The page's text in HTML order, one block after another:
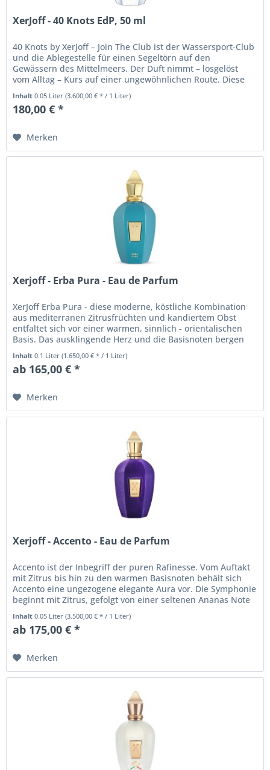
XerJoff - 40 Knots EdP, 50 ml
40 Knots by XerJoff – Join The Club ist der Wassersport-Club
und die Ablegestelle für einen Segeltörn auf den
Gewässern des Mittelmeers. Der Duft nimmt – losgelöst
vom Alltag – Kurs auf einer ungewöhnlichen Route. Diese
Inhalt0.05 Liter(3.600,00 € * / 1 Liter)
180,00 € *
Merken
Xerjoff - Erba Pura - Eau de Parfum
XerJoff Erba Pura - diese moderne, köstliche Kombination
aus mediterranen Zitrusfrüchten und kandiertem Obst
entfaltet sich vor einer warmen, sinnlich - orientalischen
Basis. Das ausklingende Herz und die Basisnoten bergen
ein kleines...
Inhalt0.1 Liter(1.650,00 € * / 1 Liter)
ab 165,00 € *
Merken
Xerjoff - Accento - Eau de Parfum
Accento ist der Inbegriff der puren Rafinesse. Vom Auftakt
mit Zitrus bis hin zu den warmen Basisnoten behält sich
Accento eine ungezogene elegante Aura vor. Die Symphonie
beginnt mit Zitrus, gefolgt von einer seltenen Ananas Note
Inhalt0.05 Liter(3.500,00 € * / 1 Liter)
ab 175,00 € *
Merken